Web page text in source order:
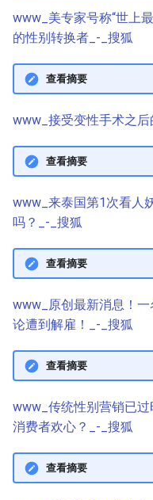
www_美专家号称“世上
的性别转换者_-_搜狐
查看摘要
www_接受变性手术之
查看摘要
www_来泰国第1次看人
吗？_-_搜狐
查看摘要
www_原创最新消息！
论遭到解雇！_-_搜狐
查看摘要
www_传统性别营销已
消费者欢心？_-_搜狐
查看摘要